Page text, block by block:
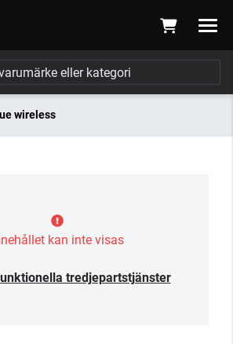
wireless
kan inte visas
tredjepartstjänster